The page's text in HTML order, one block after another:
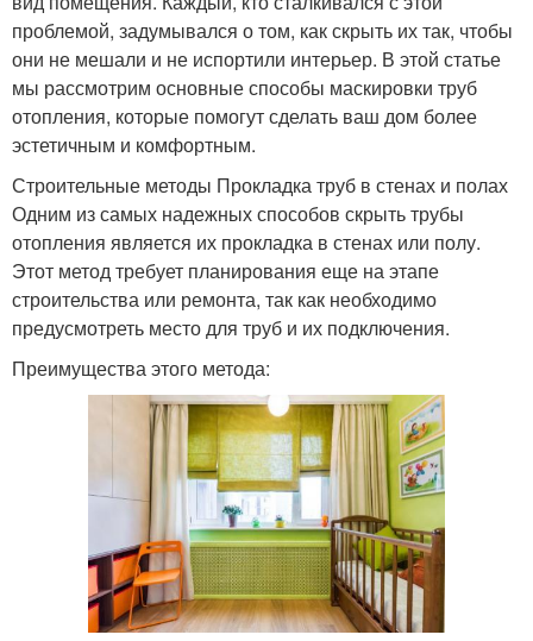
проблемой, задумывался о том, как скрыть их так, чтобы
они не мешали и не испортили интерьер. В этой статье
мы рассмотрим основные способы маскировки труб
отопления, которые помогут сделать ваш дом более
эстетичным и комфортным.
Строительные методы Прокладка труб в стенах и полах
Одним из самых надежных способов скрыть трубы
отопления является их прокладка в стенах или полу.
Этот метод требует планирования еще на этапе
строительства или ремонта, так как необходимо
предусмотреть место для труб и их подключения.
Преимущества этого метода: